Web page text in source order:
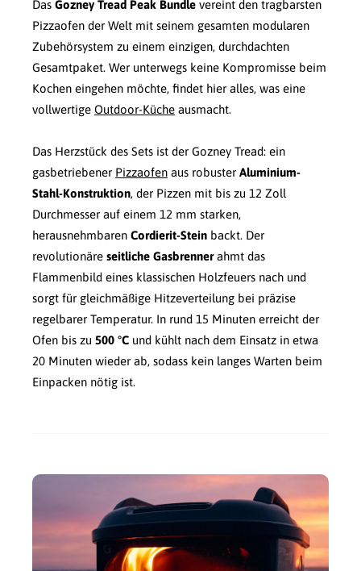
Das Gozney Tread Peak Bundle vereint den tragbarsten
Pizzaofen der Welt mit seinem gesamten modularen
Zubehörsystem zu einem einzigen, durchdachten
Gesamtpaket. Wer unterwegs keine Kompromisse beim
Kochen eingehen möchte, findet hier alles, was eine
vollwertige Outdoor-Küche ausmacht.
Das Herzstück des Sets ist der Gozney Tread: ein
gasbetriebener Pizzaofen aus robuster Aluminium-
Stahl-Konstruktion, der Pizzen mit bis zu 12 Zoll
Durchmesser auf einem 12 mm starken,
herausnehmbaren Cordierit-Stein backt. Der
revolutionäre seitliche Gasbrennerahmt das
Flammenbild eines klassischen Holzfeuers nach und
sorgt für gleichmäßige Hitzeverteilung bei präzise
regelbarer Temperatur. In rund 15 Minuten erreicht der
Ofen bis zu 500 °C und kühlt nach dem Einsatz in etwa
20 Minuten wieder ab, sodass kein langes Warten beim
Einpacken nötig ist.